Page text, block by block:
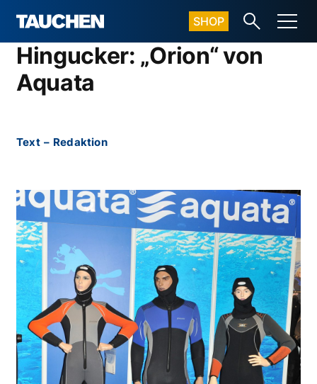
SHOP
Hingucker: „Orion“ von
Aquata
Text – Redaktion